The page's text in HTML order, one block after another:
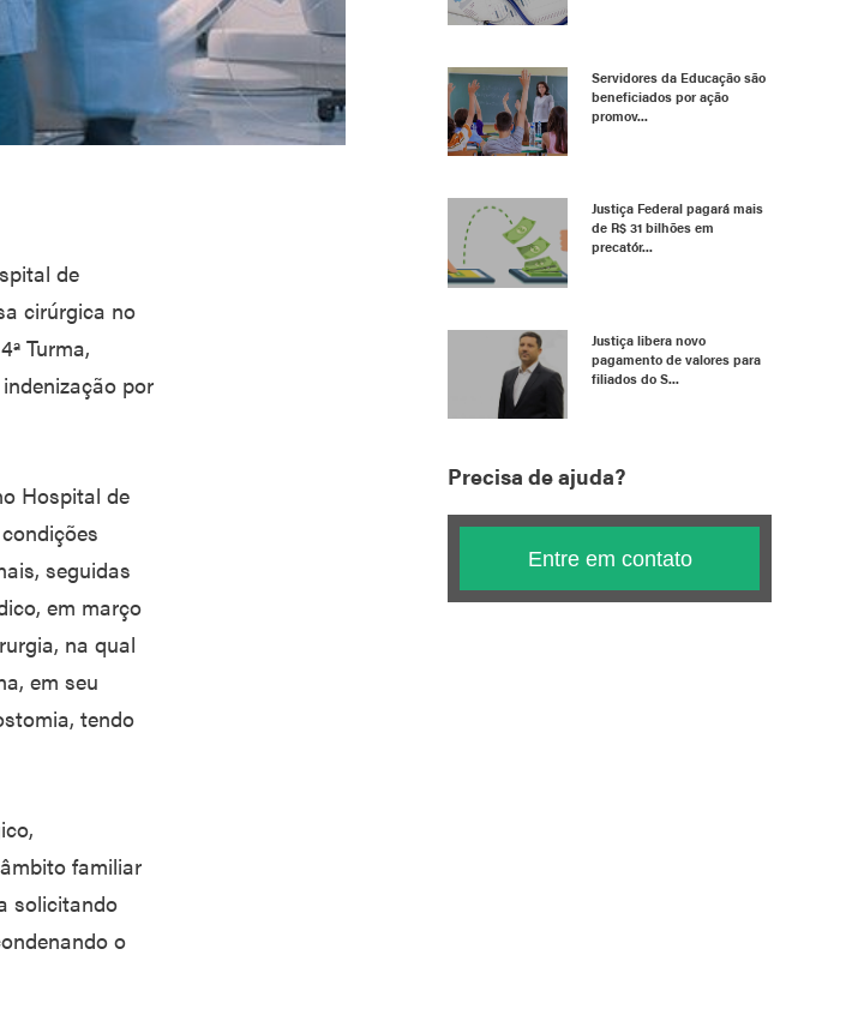
de
cirúrgica no
Turma,
por
Hospital de
seguidas
em março
na qual
em seu
tendo
familiar
solicitando
o
Servidores da Educação são
beneficiados por ação
promov...
Justiça Federal pagará mais
de R$ 31 bilhões em
precatór...
Justiça libera novo
pagamento de valores para
filiados do S...
Precisa de ajuda?
Entre em contato